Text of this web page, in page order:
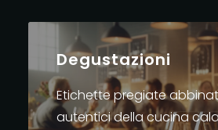
Degustazioni
Etichette pregiate
autentici della cucina